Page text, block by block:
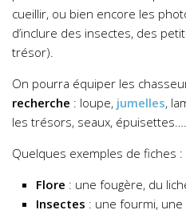
cueillir, ou bien encore les
d’inclure des insectes, des
trésor).
On pourra équiper les
recherche : loupe, jumelles,
les trésors, seaux, épuisettes….
Quelques exemples de fiches :
Flore : une fougère, du
Insectes : une fourmi,